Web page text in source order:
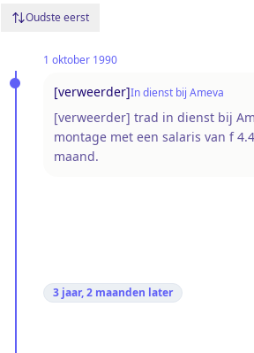
Oudste eerst
1 oktober 1990
[verweerder]In dienst bij Ameva
[verweerder] trad in dienst bij
montage met een salaris van f
maand.
3 jaar, 2 maanden later